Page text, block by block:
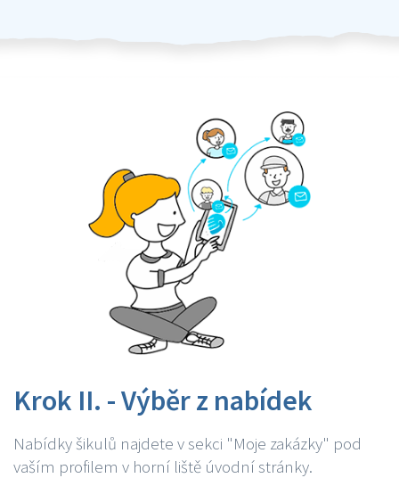
Krok II. - Výběr z nabídek
Nabídky šikulů najdete v sekci "Moje zakázky" pod
vaším profilem v horní liště úvodní stránky.